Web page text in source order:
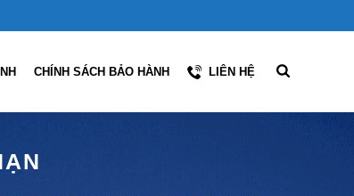
CHÍNH SÁCH BẢO HÀNH LIÊN HỆ